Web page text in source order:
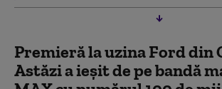
Premieră la uzina Ford din
Astăzi a ieşit de pe bandă